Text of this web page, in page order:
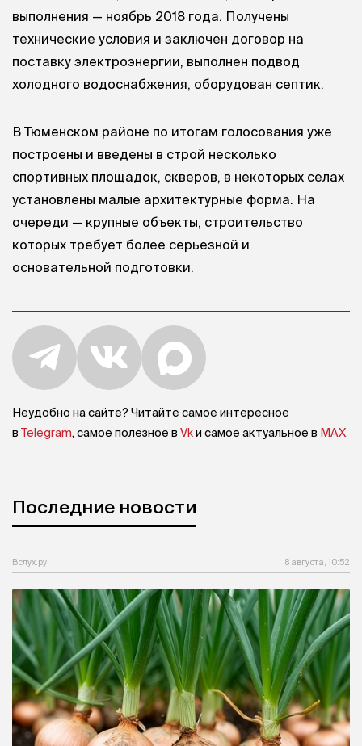
выполнения — ноябрь 2018 года. Получены
технические условия и заключен договор на
поставку электроэнергии, выполнен подвод
холодного водоснабжения, оборудован септик.
В Тюменском районе по итогам голосования уже
построены и введены в строй несколько
спортивных площадок, скверов, в некоторых селах
установлены малые архитектурные форма. На
очереди — крупные объекты, строительство
которых требует более серьезной и
основательной подготовки.
Неудобно на сайте? Читайте самое интересное
в Telegram, самое полезное в Vkи самое актуальное в MAX
Последние новости
Вслух.ру 8 августа, 10:52